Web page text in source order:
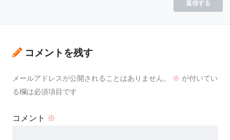
返信する
コメントを残す
メールアドレスが公開されることはありません。 ※ が付いてい
る欄は必須項目です
コメント ※